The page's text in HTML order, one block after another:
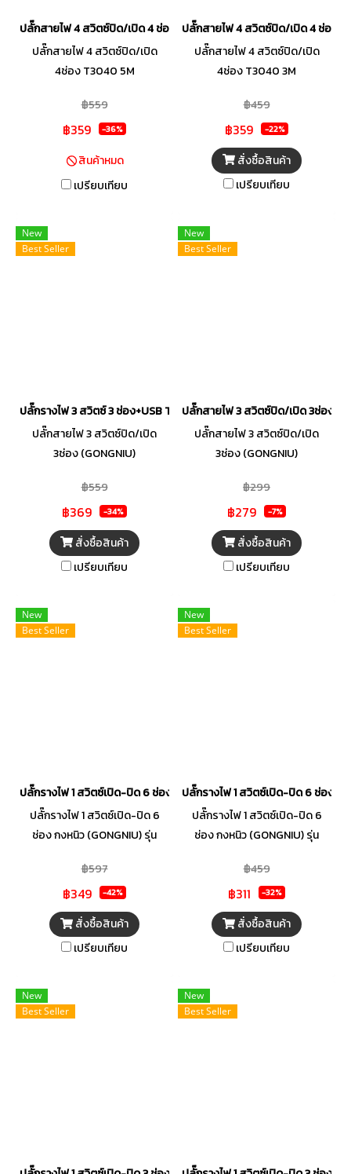
ปลั๊กสายไฟ 4 สวิตซ์ปิด/เปิด 4 ช่อง T3040 5M
ปลั๊กสายไฟ 4 สวิตซ์ปิด/เปิด
4ช่อง T3040 5M
฿559
฿359 -36%
สินค้าหมด
เปรียบเทียบ
ปลั๊กสายไฟ 4 สวิตซ์ปิด/เปิด 4 ช่อง
ปลั๊กสายไฟ 4 สวิตซ์ปิด/เปิด
4ช่อง T3040 3M
฿459
฿359 -22%
สั่งซื้อสินค้า
เปรียบเทียบ
New
Best Seller
ปลั๊กรางไฟ 3 สวิตซ์ 3 ช่อง+USB T303U-5M
ปลั๊กสายไฟ 3 สวิตซ์ปิด/เปิด
3ช่อง (GONGNIU)
฿559
฿369 -34%
สั่งซื้อสินค้า
เปรียบเทียบ
New
Best Seller
ปลั๊กสายไฟ 3 สวิตซ์ปิด/เปิด 3ช่อง
ปลั๊กสายไฟ 3 สวิตซ์ปิด/เปิด
3ช่อง (GONGNIU)
฿299
฿279 -7%
สั่งซื้อสินค้า
เปรียบเทียบ
New
Best Seller
ปลั๊กรางไฟ 1 สวิตซ์เปิด-ปิด 6 ช่อง กงหนิว (GONGNIU) รุ่น T1060-5M
ปลั๊กรางไฟ 1 สวิตซ์เปิด-ปิด 6
ช่อง กงหนิว (GONGNIU) รุ่น
฿597
฿349 -42%
สั่งซื้อสินค้า
เปรียบเทียบ
New
Best Seller
ปลั๊กรางไฟ 1 สวิตซ์เปิด-ปิด 6 ช่อง ก
ปลั๊กรางไฟ 1 สวิตซ์เปิด-ปิด 6
ช่อง กงหนิว (GONGNIU) รุ่น
฿459
฿311 -32%
สั่งซื้อสินค้า
เปรียบเทียบ
New
Best Seller
New
Best Seller